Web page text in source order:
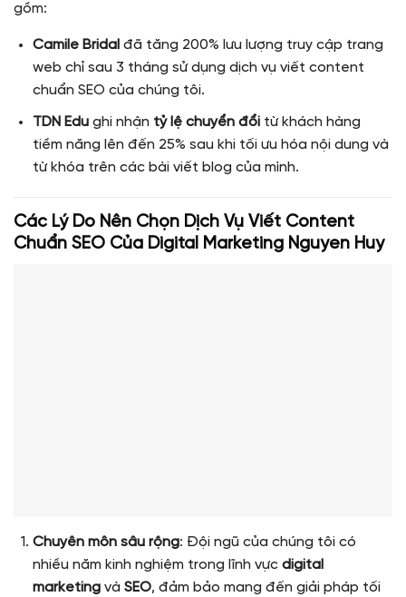
gồm:
Camile Bridal đã tăng 200% lưu lượng truy cập trang
web chỉ sau 3 tháng sử dụng dịch vụ viết content
chuẩn SEO của chúng tôi.
TDN Edughi nhận tỷ lệ chuyển đổitừ khách hàng
tiềm năng lên đến 25% sau khi tối ưu hóa nội dung và
từ khóa trên các bài viết blog của mình.
Các Lý Do Nên Chọn Dịch Vụ Viết Content
Chuẩn SEO Của Digital Marketing Nguyen Huy
Chuyên môn sâu rộng: Đội ngũ của chúng tôi có
nhiều năm kinh nghiệm trong lĩnh vực digital
marketingvà SEO, đảm bảo mang đến giải pháp tối